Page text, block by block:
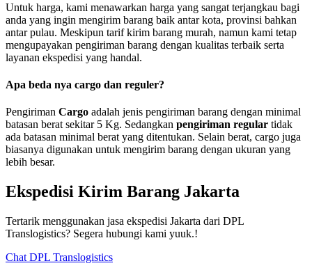
Untuk harga, kami menawarkan harga yang sangat terjangkau bagi
anda yang ingin mengirim barang baik antar kota, provinsi bahkan
antar pulau. Meskipun tarif kirim barang murah, namun kami tetap
mengupayakan pengiriman barang dengan kualitas terbaik serta
layanan ekspedisi yang handal.
Apa beda nya cargo dan reguler?
Pengiriman Cargo adalah jenis pengiriman barang dengan minimal
batasan berat sekitar 5 Kg. Sedangkan pengiriman regular tidak
ada batasan minimal berat yang ditentukan. Selain berat, cargo juga
biasanya digunakan untuk mengirim barang dengan ukuran yang
lebih besar.
Ekspedisi Kirim Barang Jakarta
Tertarik menggunakan jasa ekspedisi Jakarta dari DPL
Translogistics? Segera hubungi kami yuuk.!
Chat DPL Translogistics